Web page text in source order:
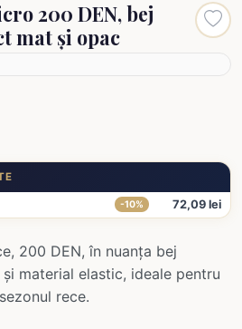
200 DEN, bej
mat și opac
-10% 72,09 lei
200 DEN, în nuanța bej
material elastic, ideale pentru
rece.